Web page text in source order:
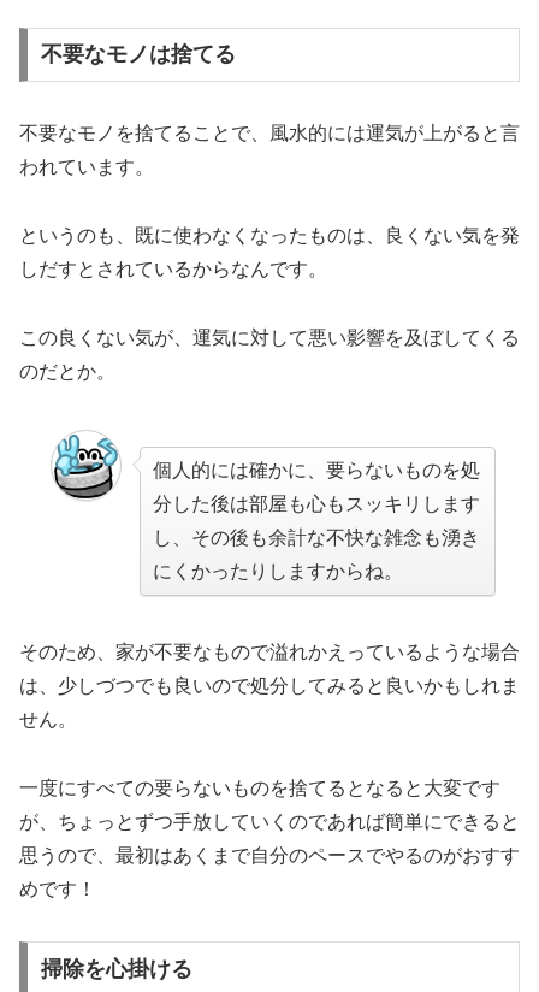
不要なモノは捨てる
不要なモノを捨てることで、風水的には運気が上がると言
われています。
というのも、既に使わなくなったものは、良くない気を発
しだすとされているからなんです。
この良くない気が、運気に対して悪い影響を及ぼしてくる
のだとか。
個人的には確かに、要らないものを処
分した後は部屋も心もスッキリします
し、その後も余計な不快な雑念も湧き
にくかったりしますからね。
そのため、家が不要なもので溢れかえっているような場合
は、少しづつでも良いので処分してみると良いかもしれま
せん。
一度にすべての要らないものを捨てるとなると大変です
が、ちょっとずつ手放していくのであれば簡単にできると
思うので、最初はあくまで自分のペースでやるのがおすす
めです！
掃除を心掛ける